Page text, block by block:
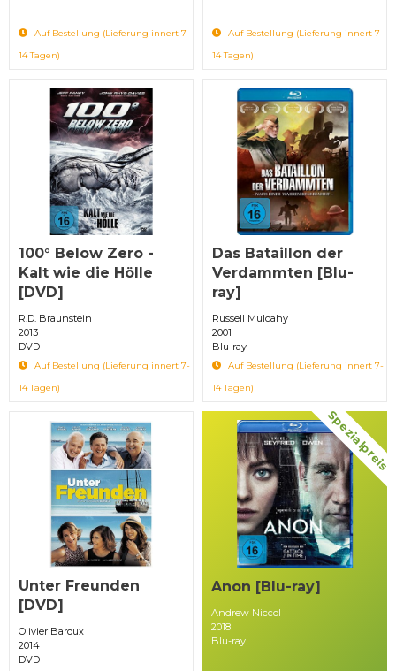
Auf Bestellung (Lieferung innert 7-
14 Tagen)
Auf Bestellung (Lieferung innert 7-
14 Tagen)
100° Below Zero -
Kalt wie die Hölle
[DVD]
R.D. Braunstein
2013
DVD
Auf Bestellung (Lieferung innert 7-
14 Tagen)
Das Bataillon der
Verdammten [Blu-
ray]
Russell Mulcahy
2001
Blu-ray
Auf Bestellung (Lieferung innert 7-
14 Tagen)
Unter Freunden
[DVD]
Olivier Baroux
2014
DVD
Spezialpreis
Anon [Blu-ray]
Andrew Niccol
2018
Blu-ray